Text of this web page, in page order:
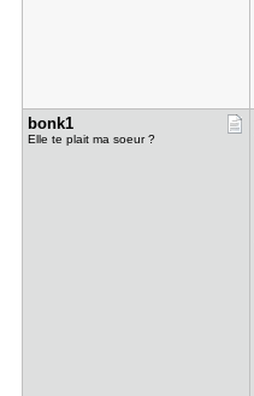
bonk1
Elle te plait ma soeur ?